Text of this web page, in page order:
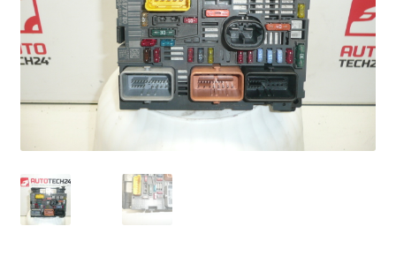
Płatności
Polityka prywatności
Skarga